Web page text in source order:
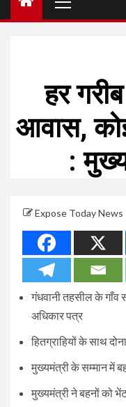
Menu
हर
आवास,
:
Expose Today News
गंधवानी तहसील के गाँव
अधिकार पत्र
हितग्राहियों के साथ
मुख्यमंत्री के सम्मान में
मुख्यमंत्री ने बहनों को